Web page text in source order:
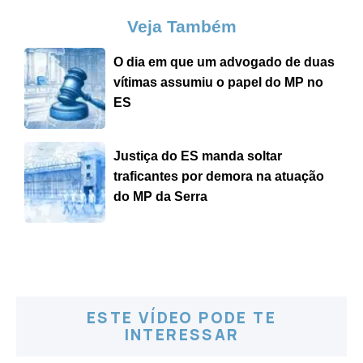
Veja Também
O dia em que um advogado de duas
vítimas assumiu o papel do MP no
ES
Justiça do ES manda soltar
traficantes por demora na atuação
do MP da Serra
ESTE VÍDEO PODE TE
INTERESSAR